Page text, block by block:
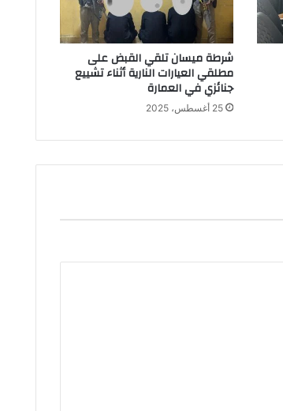
شرطة ميسان تلقي القبض على
مطلقي العيارات النارية أثناء تشييع
جنائزي في العمارة
25 أغسطس، 2025